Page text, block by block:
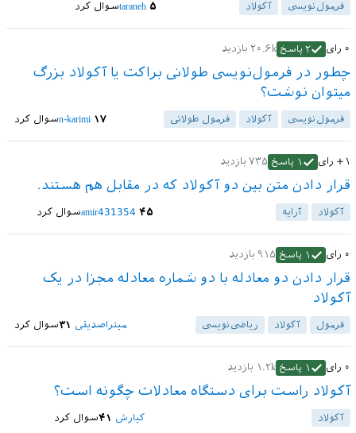
فرمول‌نویسی آکولاد سوال کردtaraneh ۵
۰ رای ۲ پاسخ ۲۰.۶k بازدید
چطور در فرمول‌نویسی طولانی براکت یا آکولاد بزرگ
میتوان نوشت؟
فرمول‌نویسی آکولاد فرمول طولانی سوال کردn-karimi ۱۷
+۱ رای ۱ پاسخ ۷۳۵ بازدید
قرار دادن متن بین دو آکولاد که در مقابل هم هستند.
آکولاد آرایه سوال کردamir431354 ۴۵
۰ رای ۱ پاسخ ۹۱۵ بازدید
قرار دادن دو معادله با دو شماره معادله مجزا در یک
آکولاد
فرمول آکولاد ریاضی‌نویسی سوال کرد میتراصدیقی ۳۱
۰ رای ۱ پاسخ ۱.۲k بازدید
آکولاد راست برای دستگاه معادلات چگونه است؟
آکولاد سوال کرد کیارش ۴۱